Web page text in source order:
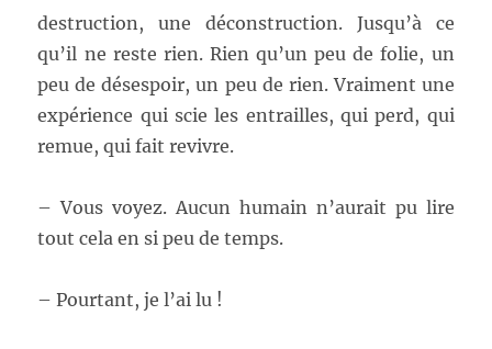
destruction, une déconstruction. Jusqu’à ce
qu’il ne reste rien. Rien qu’un peu de folie, un
peu de désespoir, un peu de rien. Vraiment une
expérience qui scie les entrailles, qui perd, qui
remue, qui fait revivre.
– Vous voyez. Aucun humain n’aurait pu lire
tout cela en si peu de temps.
– Pourtant, je l’ai lu !